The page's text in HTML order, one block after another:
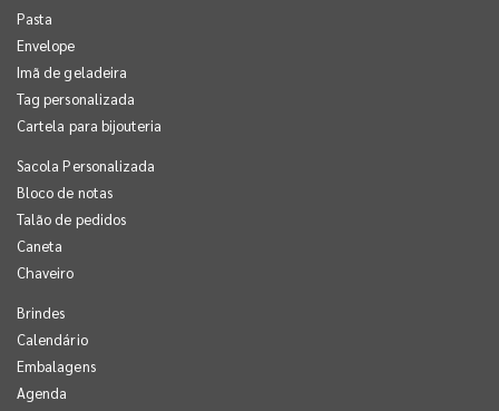
Pasta
Envelope
Imã de geladeira
Tag personalizada
Cartela para bijouteria
Sacola Personalizada
Bloco de notas
Talão de pedidos
Caneta
Chaveiro
Brindes
Calendário
Embalagens
Agenda